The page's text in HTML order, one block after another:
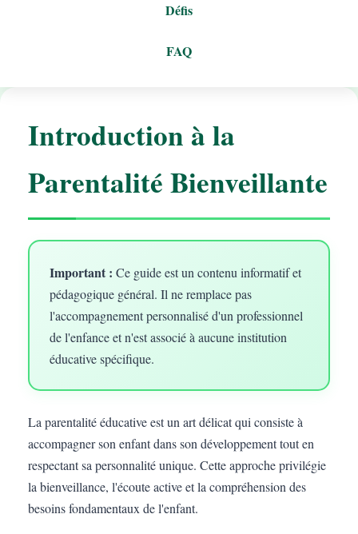
Défis
FAQ
Introduction à la
Parentalité Bienveillante
Important : Ce guide est un contenu informatif et
pédagogique général. Il ne remplace pas
l'accompagnement personnalisé d'un professionnel
de l'enfance et n'est associé à aucune institution
éducative spécifique.
La parentalité éducative est un art délicat qui consiste à
accompagner son enfant dans son développement tout en
respectant sa personnalité unique. Cette approche privilégie
la bienveillance, l'écoute active et la compréhension des
besoins fondamentaux de l'enfant.